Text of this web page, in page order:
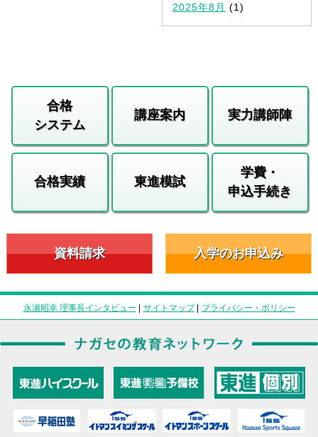
2025年8月 (1)
合格
システム
講座案内 実力講師陣
合格実績 東進模試
学費・
申込手続き
資料請求 入学のお申込み
永瀬昭幸 理事長インタビュー | サイトマップ| プライバシー・ポリシー